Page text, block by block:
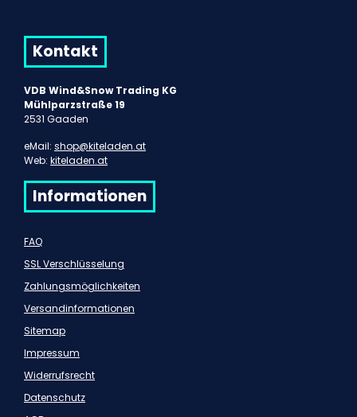
Kontakt
VDB Wind&Snow Trading KG
Mühlparzstraße 19
2531 Gaaden
eMail: shop@kiteladen.at
Web: kiteladen.at
Informationen
FAQ
SSL Verschlüsselung
Zahlungsmöglichkeiten
Versandinformationen
Sitemap
Impressum
Widerrufsrecht
Datenschutz